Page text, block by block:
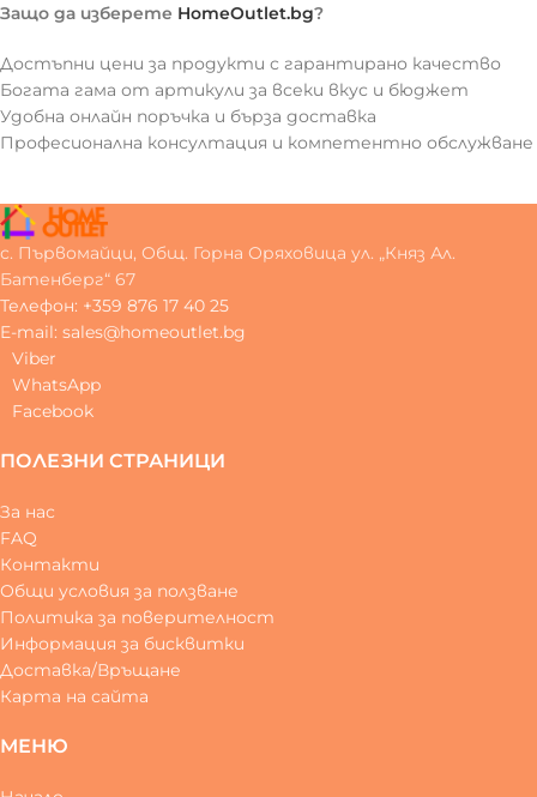
Защо да изберете HomeOutlet.bg?
Достъпни цени за продукти с гарантирано качество
Богата гама от артикули за всеки вкус и бюджет
Удобна онлайн поръчка и бърза доставка
Професионална консултация и компетентно обслужване
с. Първомайци, Общ. Горна Оряховица ул. „Княз Ал.
Батенберг“ 67
Телефон: +359 876 17 40 25
E-mail: sales@homeoutlet.bg
Viber
WhatsApp
Facebook
ПОЛЕЗНИ СТРАНИЦИ
За нас
FAQ
Контакти
Общи условия за ползване
Политика за поверителност
Информация за бисквитки
Доставка/Връщане
Карта на сайта
МЕНЮ